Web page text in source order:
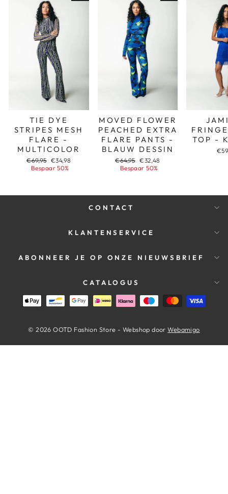
TIE DYE
STRIPES MESH
FLARE -
MULTICOLOR
Adviesprijs
€69,95 Aanbiedingsprijs
€34,98
Bespaar 50%
MOVED FLOWER
PEACHED EXTRA
FLARE PANTS -
BLAUW DESSIN
Adviesprijs
€64,95 Aanbiedingsprijs
€32,48
Bespaar 50%
TOP -
CONTACT
KLANTENSERVICE
ABONNEER JE OP ONZE NIEUWSBRIEF
CATALOGUS
© 2026 OOTD Fashion Store - Webshop doorWebamigo